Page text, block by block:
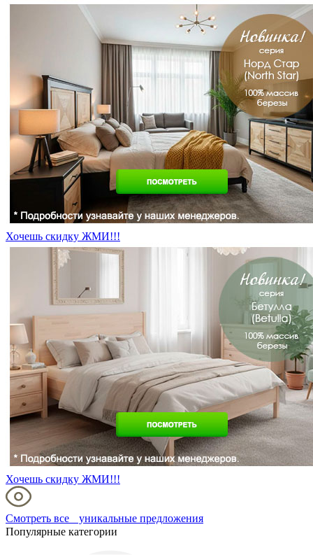
Хочешь скидку ЖМИ!!!
Хочешь скидку ЖМИ!!!
Смотреть все уникальные предложения
Популярные категории